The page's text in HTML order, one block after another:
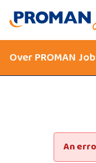
Over PROMAN
An